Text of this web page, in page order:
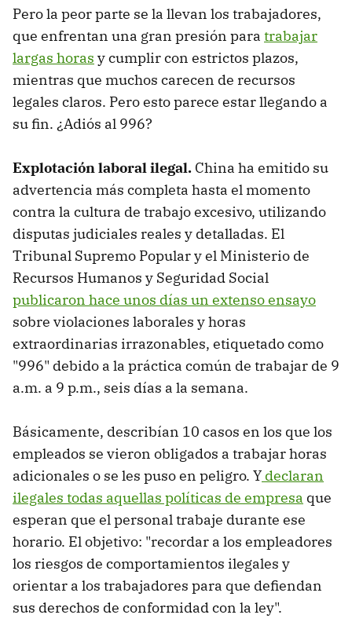
Pero la peor parte se la llevan los trabajadores,
que enfrentan una gran presión para trabajar
largas horas y cumplir con estrictos plazos,
mientras que muchos carecen de recursos
legales claros. Pero esto parece estar llegando a
su fin. ¿Adiós al 996?
Explotación laboral ilegal. China ha emitido su
advertencia más completa hasta el momento
contra la cultura de trabajo excesivo, utilizando
disputas judiciales reales y detalladas. El
Tribunal Supremo Popular y el Ministerio de
Recursos Humanos y Seguridad Social
publicaron hace unos días un extenso ensayo
sobre violaciones laborales y horas
extraordinarias irrazonables, etiquetado como
"996" debido a la práctica común de trabajar de 9
a.m. a 9 p.m., seis días a la semana.
Básicamente, describían 10 casos en los que los
empleados se vieron obligados a trabajar horas
adicionales o se les puso en peligro. Y declaran
ilegales todas aquellas políticas de empresa que
esperan que el personal trabaje durante ese
horario. El objetivo: "recordar a los empleadores
los riesgos de comportamientos ilegales y
orientar a los trabajadores para que defiendan
sus derechos de conformidad con la ley".